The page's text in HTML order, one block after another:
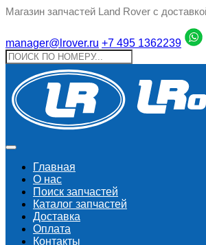
Магазин запчастей Land Rover с
manager@lrover.ru +7 495 1362239
Главная
О нас
Поиск запчастeй
Каталог запчастей
Доставка
Оплата
Контакты